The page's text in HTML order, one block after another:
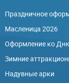
Праздничное
Масленица 2026
Оформление ко
Зимние
Надувные арки